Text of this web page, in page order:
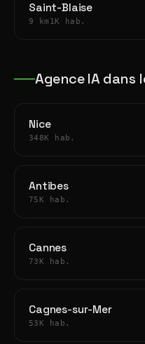
Saint-Blaise
9 km 1K hab.
Agence IA dans
Nice
348K hab.
Antibes
75K hab.
Cannes
73K hab.
Cagnes-sur-Mer
53K hab.